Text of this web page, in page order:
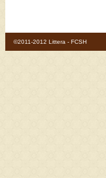
©2011-2012 Littera - FCSH